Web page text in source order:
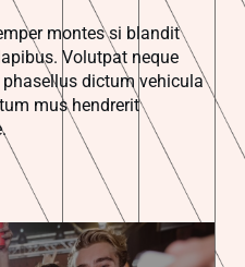
montes si blandit
Volutpat neque
dictum vehicula
mus hendrerit